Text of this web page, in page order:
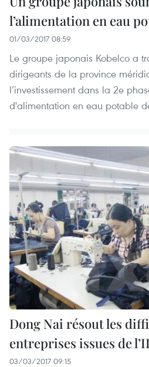
l’alimentation en eau
01/03/2017 08:59
Le groupe japonais Kobelco a
dirigeants de la province
l’investissement dans la 2e
d'alimentation en eau potable
Dong Nai résout les
entreprises issues de
03/03/2017 09:15